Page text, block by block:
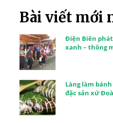
Bài viết mới
Điện Biên
xanh – thông
Làng làm
đặc sản xứ